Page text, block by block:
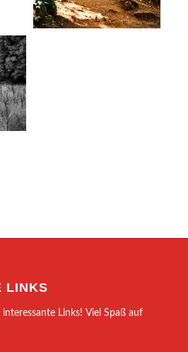
LINKS
Links! Viel Spaß auf